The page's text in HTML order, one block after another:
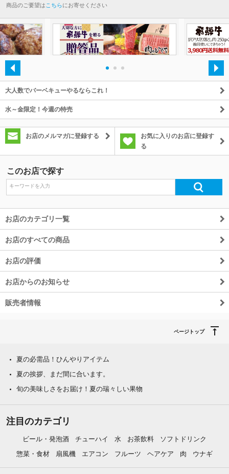
商品のご要望は こちらにお寄せください
大人数でバーベキューやるならこれ！
水～金限定！今週の特売
お店のメルマガに登録する
お気に入りのお店に登録す
る
このお店で探す
お店のカテゴリ一覧
お店のすべての商品
お店の評価
お店からのお知らせ
販売者情報
ページトップ
夏の必需品！ひんやりアイテム
夏の挨拶、まだ間に合います。
旬の美味しさをお届け！夏の瑞々しい果物
注目のカテゴリ
ビール・発泡酒 チューハイ 水 お茶飲料
ソフトドリンク
惣菜・食材
扇風機 エアコン フルーツ ヘアケア 肉 ウナギ